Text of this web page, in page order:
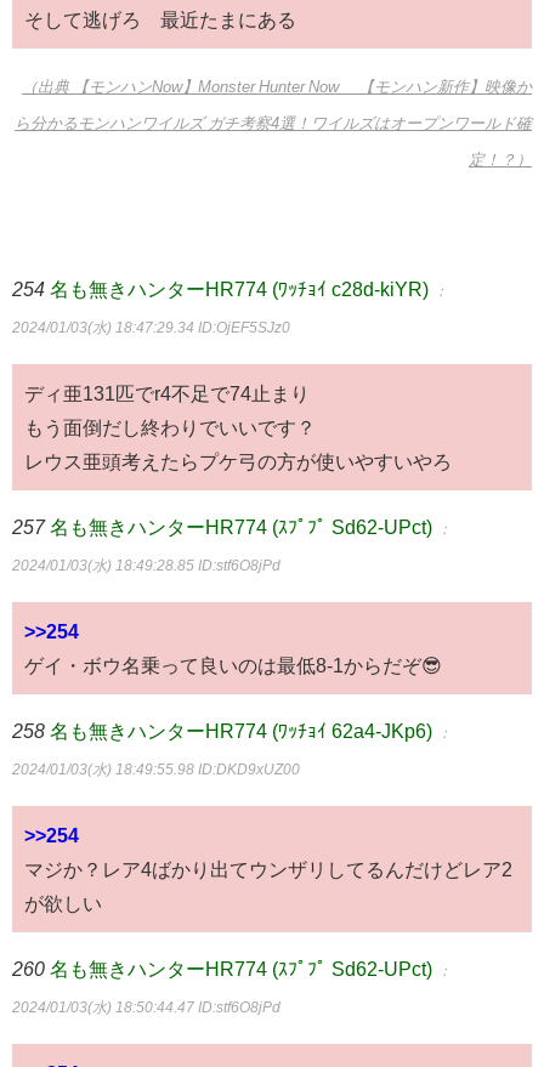
そして逃げろ 最近たまにある
（出典 【モンハンNow】Monster Hunter Now 【モンハン新作】映像か
ら分かるモンハンワイルズ ガチ考察4選！ワイルズはオープンワールド確
定！？）
254 名も無きハンターHR774 (ﾜｯﾁｮｲ c28d-kiYR) ：
2024/01/03(水) 18:47:29.34 ID:OjEF5SJz0
ディ亜131匹でr4不足で74止まり
もう面倒だし終わりでいいです？
レウス亜頭考えたらプケ弓の方が使いやすいやろ
257 名も無きハンターHR774 (ｽﾌﾟﾌﾟ Sd62-UPct) ：
2024/01/03(水) 18:49:28.85 ID:stf6O8jPd
>>254
ゲイ・ボウ名乗って良いのは最低8-1からだぞ😎
258 名も無きハンターHR774 (ﾜｯﾁｮｲ 62a4-JKp6) ：
2024/01/03(水) 18:49:55.98 ID:DKD9xUZ00
>>254
マジか？レア4ばかり出てウンザリしてるんだけどレア2
が欲しい
260 名も無きハンターHR774 (ｽﾌﾟﾌﾟ Sd62-UPct) ：
2024/01/03(水) 18:50:44.47 ID:stf6O8jPd